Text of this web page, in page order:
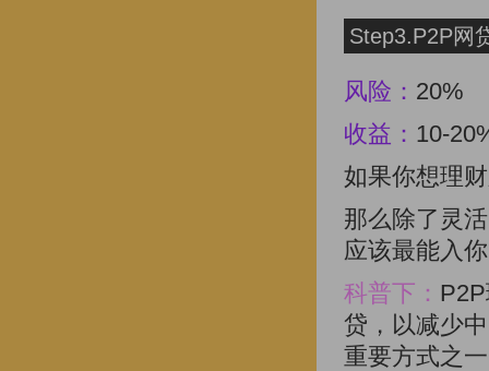
Step3.P2P网
风险： 20%
收益： 10-
如果你想理
那么除了灵
应该最能入
科普下：
贷，以减少
重要方式之